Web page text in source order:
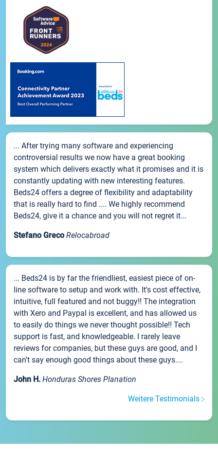
... After trying many software and experiencing
controversial results we now have a great booking
system which delivers exactly what it promises and it is
constantly updating with new interesting features.
Beds24 offers a degree of flexibility and adaptability
that is really hard to find .... We highly recommend
Beds24, give it a chance and you will not regret it...
Stefano Greco Relocabroad
... Beds24 is by far the friendliest, easiest piece of on-
line software to setup and work with. It's cost effective,
intuitive, full featured and not buggy!! The integration
with Xero and Paypal is excellent, and has allowed us
to easily do things we never thought possible!! Tech
support is fast, and knowledgeable. I rarely leave
reviews for companies, but these guys are good, and I
can't say enough good things about these guys....
John H. Honduras Shores Planation
Weitere Testimonials